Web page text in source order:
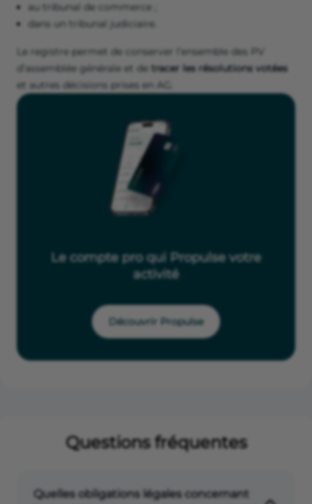
au tribunal de commerce ;
dans un tribunal judiciaire.
Le registre permet de conserver l’ensemble des PV
d’assemblée générale et de tracer les résolutions votées
et autres décisions prises en AG.
Le compte pro qui Propulse votre
activité
Découvrir Propulse
Questions fréquentes
Quelles obligations légales concernant